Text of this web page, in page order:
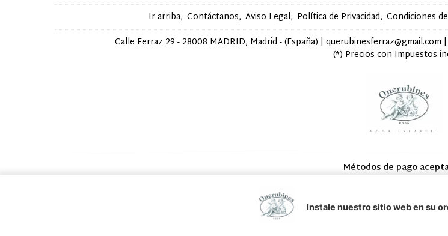
Ir arriba Contáctanos Aviso Legal Política de Privacidad Condiciones
Calle Ferraz 29 - 28008 MADRID, Madrid - (España) | querubinesferraz@gmail.com |
(*) Precios con Impuestos
Métodos de pago
Instale nuestro sitio web en su